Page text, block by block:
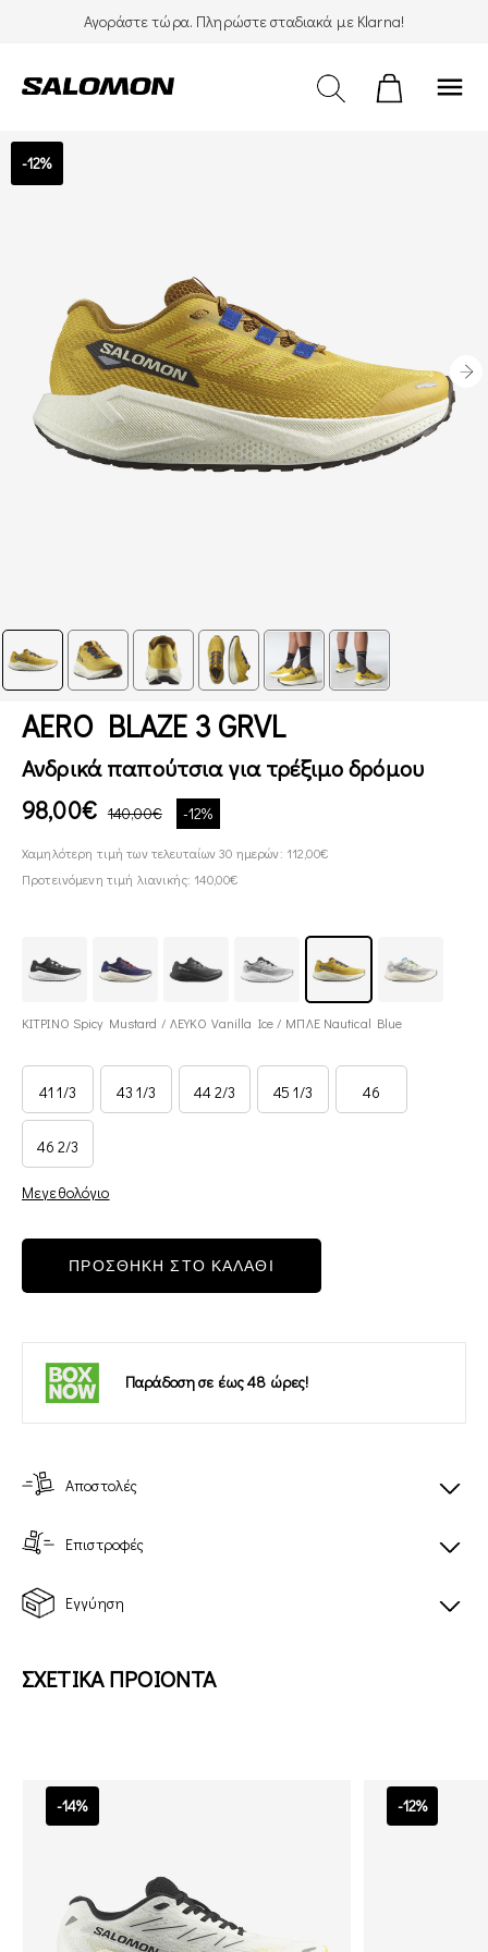
Αγοράστε τώρα. Πληρώστε σταδιακά με Klarna!
Δωρεάν μεταφορικά με BOX NOW!
menu
-12%
AERO BLAZE 3 GRVL
Ανδρικά παπούτσια για τρέξιμο δρόμου
98,00€ 140,00€ -12%
Χαμηλότερη τιμή των τελευταίων 30 ημερών: 112,00€
Προτεινόμενη τιμή λιανικής: 140,00€
ΚΙΤΡΙΝΟ Spicy Mustard / ΛΕΥΚΟ Vanilla Ice / ΜΠΛΕ Nautical Blue
41 1/3 43 1/3 44 2/3 45 1/3 46
46 2/3
Μεγεθολόγιο
ΠΡΟΣΘΗΚΗ ΣΤΟ ΚΑΛΑΘΙ
Παράδοση σε έως 48 ώρες!
Αποστολές
Επιστροφές
Εγγύηση
ΣΧΕΤΙΚΑ ΠΡΟΙΟΝΤΑ
-14% -12%